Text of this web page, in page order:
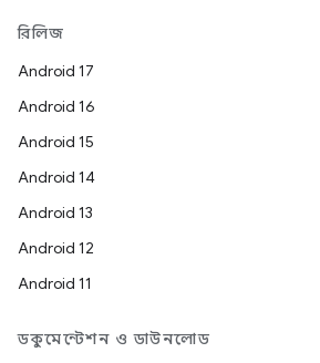
রিলিজ
Android 17
Android 16
Android 15
Android 14
Android 13
Android 12
Android 11
ডকুমেন্টেশন ও ডাউনলোড